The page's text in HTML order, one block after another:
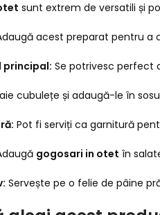
sunt extrem de versatili și
acest preparat pentru a
principal: Se potrivesc perfect
cubulețe și adaugă-le în
Pot fi serviți ca garnitură
gogosari in otet în
Servește pe o felie de pâine